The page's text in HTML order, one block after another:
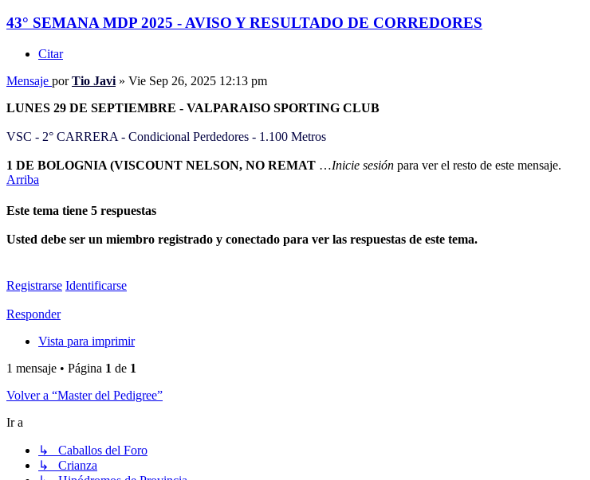
43° SEMANA MDP 2025 - AVISO Y RESULTADO DE CORREDORES
Citar
Mensaje porTio Javi » Vie Sep 26, 2025 12:13 pm
LUNES 29 DE SEPTIEMBRE - VALPARAISO SPORTING CLUB
VSC - 2° CARRERA - Condicional Perdedores - 1.100 Metros
1 DE BOLOGNIA (VISCOUNT NELSON, NO REMAT …Inicie sesión para ver el resto de este mensaje.
Arriba
Este tema tiene 5 respuestas
Usted debe ser un miembro registrado y conectado para ver las respuestas de este tema.
Registrarse Identificarse
Responder
Vista para imprimir
1 mensaje • Página 1 de 1
Volver a “Master del Pedigree”
Ir a
↳ Caballos del Foro
↳ Crianza